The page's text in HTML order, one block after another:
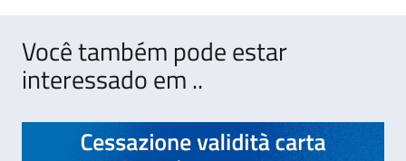
Você também pode estar
interessado em ..